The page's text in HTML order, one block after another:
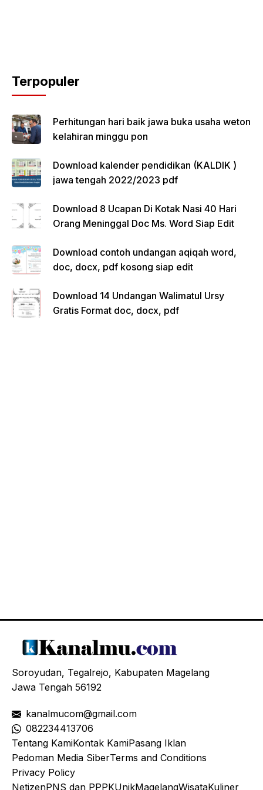
Terpopuler
Perhitungan hari baik jawa buka usaha weton
kelahiran minggu pon
Download kalender pendidikan (KALDIK )
jawa tengah 2022/2023 pdf
Download 8 Ucapan Di Kotak Nasi 40 Hari
Orang Meninggal Doc Ms. Word Siap Edit
Download contoh undangan aqiqah word,
doc, docx, pdf kosong siap edit
Download 14 Undangan Walimatul Ursy
Gratis Format doc, docx, pdf
Soroyudan, Tegalrejo, Kabupaten Magelang
Jawa Tengah 56192
kanalmucom@gmail.com
082234413706
Tentang KamiKontak KamiPasang Iklan
Pedoman Media SiberTerms and Conditions
Privacy Policy
NetizenPNS dan PPPKUnikMagelangWisataKuliner